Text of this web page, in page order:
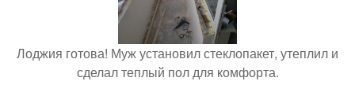
Лоджия готова! Муж установил стеклопакет, утеплил и
сделал теплый пол для комфорта.